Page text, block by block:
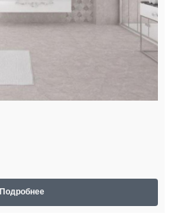
Подробнее